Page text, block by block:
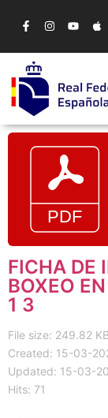
FICHA DE
BOXEO
1 3
File size: 249.82 KB
Created: 15-03-
Updated: 15-03-
Hits: 71